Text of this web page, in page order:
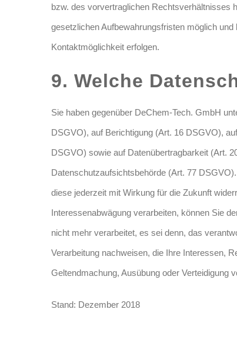
bzw. des vorvertraglichen Rechtsverhältnisses
gesetzlichen Aufbewahrungsfristen möglich
Kontaktmöglichkeit erfolgen.
9. Welche
Sie haben gegenüber DeChem-Tech. GmbH
DSGVO), auf Berichtigung (Art. 16 DSGVO),
DSGVO) sowie auf Datenübertragbarkeit (Art.
Datenschutzaufsichtsbehörde (Art. 77
diese jederzeit mit Wirkung für die Zukunft
Interessenabwägung verarbeiten, können Sie
nicht mehr verarbeitet, es sei denn, das
Verarbeitung nachweisen, die Ihre Interessen,
Geltendmachung, Ausübung oder Verteidigung
Stand: Dezember 2018